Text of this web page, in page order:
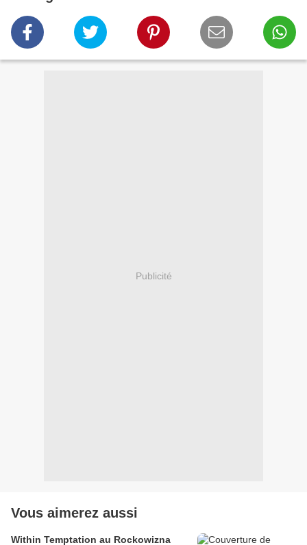
Publicité
Vous aimerez aussi
Within Temptation au Rockowizna